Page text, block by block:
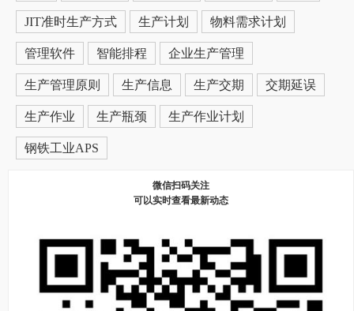
JIT准时生产方式 生产计划 物料需求计划
管理软件 智能排程 企业生产管理
生产管理原则 生产信息 生产交期 交期延误
生产作业 生产瓶颈 生产作业计划
钢铁工业APS
微信扫码关注
可以实时查看最新动态